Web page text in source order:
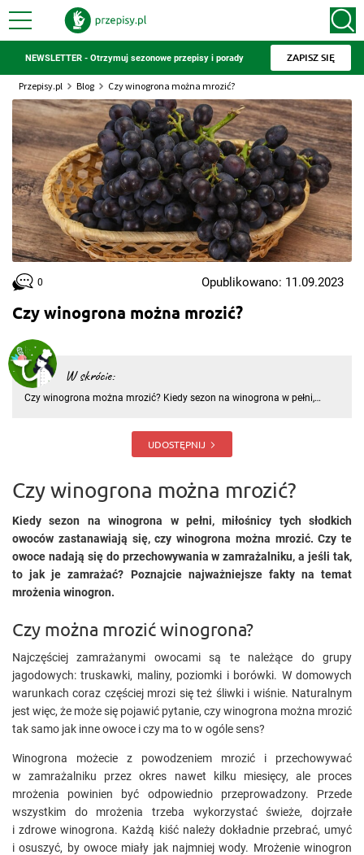
NEWSLETTER - Otrzymuj sezonowe przepisy i porady ZAPISZ SIĘ
Przepisy.pl Blog Czy winogrona można mrozić?
Czy winogrona można mrozić?
W skrócie:
Czy winogrona można mrozić? Kiedy sezon na winogrona w pełni,
zamrażalniku, a jeśli tak, to jak je zamrażać? Poznajcie najważniejsze
UDOSTĘPNIJ
0 Opublikowano: 11.09.2023
Czy winogrona można mrozić?
Kiedy sezon na winogrona w pełni, miłośnicy tych słodkich
owoców zastanawiają się, czy winogrona można mrozić. Czy te
owoce nadają się do przechowywania w zamrażalniku, a jeśli tak,
to jak je zamrażać? Poznajcie najważniejsze fakty na temat
mrożenia winogron.
Czy można mrozić winogrona?
Najczęściej zamrażanymi owocami są te należące do grupy
jagodowych: truskawki, maliny, poziomki i borówki. W domowych
warunkach coraz częściej mrozi się też śliwki i wiśnie. Naturalnym
jest więc, że może się pojawić pytanie, czy winogrona można mrozić
tak samo jak inne owoce i czy ma to w ogóle sens?
Winogrona możecie z powodzeniem mrozić i przechowywać
w zamrażalniku przez okres nawet kilku miesięcy, ale proces
mrożenia powinien być odpowiednio przeprowadzony. Przede
wszystkim do mrożenia trzeba wykorzystać świeże, dojrzałe
i zdrowe winogrona. Każdą kiść należy dokładnie przebrać, umyć
i osuszyć, by owoce miały jak najmniej wody. Mrożenie winogron